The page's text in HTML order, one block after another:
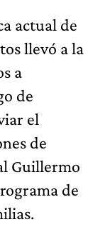
actual de
llevó a la
a
de
el
de
Guillermo
de